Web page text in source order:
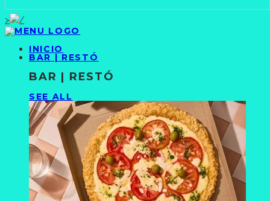
>
INICIO
BAR | RESTÓ
BAR | RESTÓ
SEE ALL